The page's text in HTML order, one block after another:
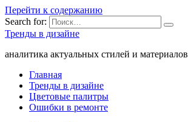
Перейти к содержанию
Search for:
Тренды в дизайне
аналитика актуальных стилей и материалов
Главная
Тренды в дизайне
Цветовые палитры
Ошибки в ремонте